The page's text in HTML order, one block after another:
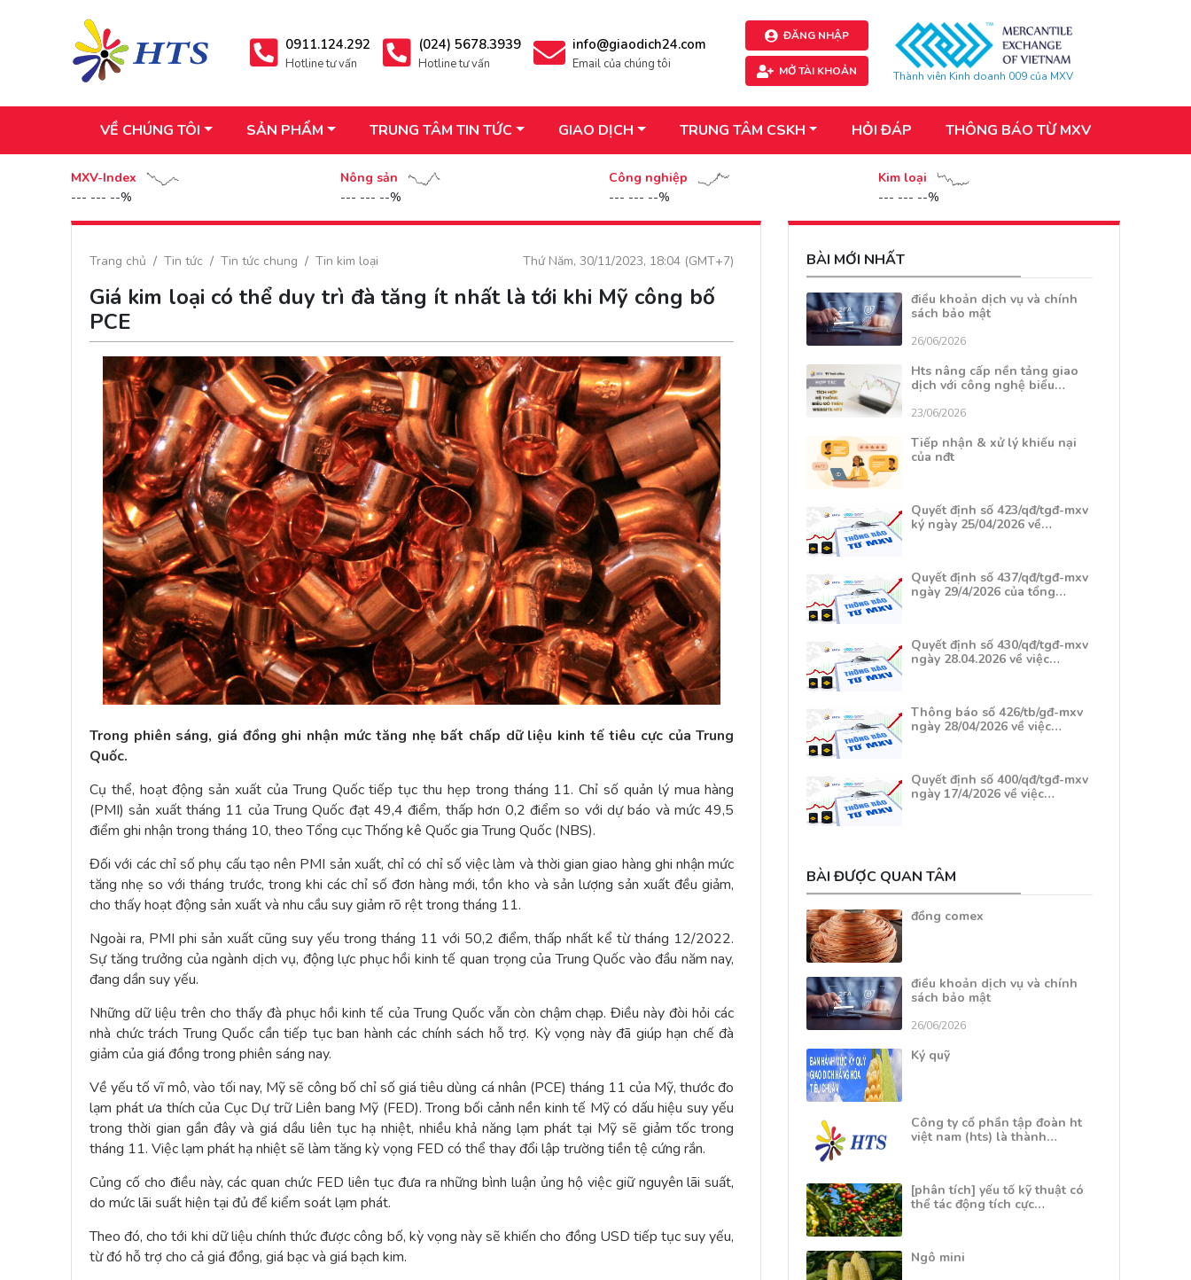
0911.124.292
Hotline tư vấn
(024) 5678.3939
Hotline tư vấn
info@giaodich24.com
Email của chúng tôi
ĐĂNG NHẬP
MỞ TÀI KHOẢN Thành viên Kinh doanh 009 của MXV
VỀ CHÚNG TÔI SẢN PHẨM TRUNG TÂM TIN TỨC GIAO DỊCH TRUNG TÂM CSKH HỎI ĐÁP THÔNG BÁO TỪ MXV
MXV-Index
--- --- --%
Nông sản
--- --- --%
Công nghiệp
--- --- --%
Kim loại
--- --- --%
Thứ Năm, 30/11/2023, 18:04 (GMT+7)
Trang chủ Tin tức Tin tức chung Tin kim loại
Giá kim loại có thể duy trì đà tăng ít nhất là tới khi Mỹ công bố
PCE
Trong phiên sáng, giá đồng ghi nhận mức tăng nhẹ bất chấp dữ liệu kinh tế tiêu cực của Trung
Quốc.
Cụ thể, hoạt động sản xuất của Trung Quốc tiếp tục thu hẹp trong tháng 11. Chỉ số quản lý mua hàng
(PMI) sản xuất tháng 11 của Trung Quốc đạt 49,4 điểm, thấp hơn 0,2 điểm so với dự báo và mức 49,5
điểm ghi nhận trong tháng 10, theo Tổng cục Thống kê Quốc gia Trung Quốc (NBS).
Đối với các chỉ số phụ cấu tạo nên PMI sản xuất, chỉ có chỉ số việc làm và thời gian giao hàng ghi nhận mức
tăng nhẹ so với tháng trước, trong khi các chỉ số đơn hàng mới, tồn kho và sản lượng sản xuất đều giảm,
cho thấy hoạt động sản xuất và nhu cầu suy giảm rõ rệt trong tháng 11.
Ngoài ra, PMI phi sản xuất cũng suy yếu trong tháng 11 với 50,2 điểm, thấp nhất kể từ tháng 12/2022.
Sự tăng trưởng của ngành dịch vụ, động lực phục hồi kinh tế quan trọng của Trung Quốc vào đầu năm nay,
đang dần suy yếu.
Những dữ liệu trên cho thấy đà phục hồi kinh tế của Trung Quốc vẫn còn chậm chạp. Điều này đòi hỏi các
nhà chức trách Trung Quốc cần tiếp tục ban hành các chính sách hỗ trợ. Kỳ vọng này đã giúp hạn chế đà
giảm của giá đồng trong phiên sáng nay.
Về yếu tố vĩ mô, vào tối nay, Mỹ sẽ công bố chỉ số giá tiêu dùng cá nhân (PCE) tháng 11 của Mỹ, thước đo
lạm phát ưa thích của Cục Dự trữ Liên bang Mỹ (FED). Trong bối cảnh nền kinh tế Mỹ có dấu hiệu suy yếu
trong thời gian gần đây và giá dầu liên tục hạ nhiệt, nhiều khả năng lạm phát tại Mỹ sẽ giảm tốc trong
tháng 11. Việc lạm phát hạ nhiệt sẽ làm tăng kỳ vọng FED có thể thay đổi lập trường tiền tệ cứng rắn.
Củng cố cho điều này, các quan chức FED liên tục đưa ra những bình luận ủng hộ việc giữ nguyên lãi suất,
do mức lãi suất hiện tại đủ để kiểm soát lạm phát.
Theo đó, cho tới khi dữ liệu chính thức được công bố, kỳ vọng này sẽ khiến cho đồng USD tiếp tục suy yếu,
từ đó hỗ trợ cho cả giá đồng, giá bạc và giá bạch kim.
BÀI MỚI NHẤT
điều khoản dịch vụ và chính
sách bảo mật
26/06/2026
Hts nâng cấp nền tảng giao
dịch với công nghệ biểu…
23/06/2026
Tiếp nhận & xử lý khiếu nại
của nđt
Quyết định số 423/qđ/tgđ-mxv
ký ngày 25/04/2026 về…
Quyết định số 437/qđ/tgđ-mxv
ngày 29/4/2026 của tổng…
Quyết định số 430/qđ/tgđ-mxv
ngày 28.04.2026 về việc…
Thông báo số 426/tb/gđ-mxv
ngày 28/04/2026 về việc…
Quyết định số 400/qđ/tgđ-mxv
ngày 17/4/2026 về việc…
BÀI ĐƯỢC QUAN TÂM
đồng comex
điều khoản dịch vụ và chính
sách bảo mật
26/06/2026
Ký quỹ
Công ty cổ phần tập đoàn ht
việt nam (hts) là thành…
[phân tích] yếu tố kỹ thuật có
thể tác động tích cực…
Ngô mini